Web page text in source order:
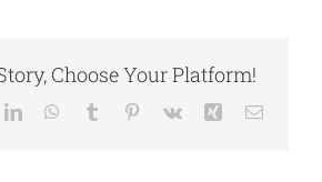
Choose Your Platform!
LinkedInWhatsApp
Tumblr Pinterest
Vk Xing E-